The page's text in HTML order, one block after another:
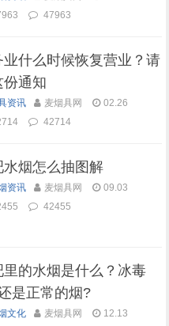
47963
业什么时候恢复营业？请
份通知
资讯 麦烟具网
02.26
42714
水烟怎么抽图解
资讯 麦烟具网
09.03
42455
里的水烟是什么？冰毒
是正常的烟?
文化 麦烟具网
12.13